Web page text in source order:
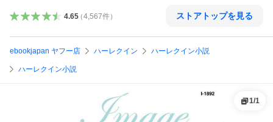
4.65（4,567件） ストアトップを見る
ebookjapan ヤフー店 ハーレクイン ハーレクイン小説
ハーレクイン小説
1/1